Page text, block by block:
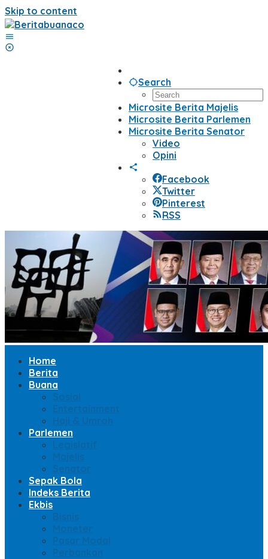
Skip to content
Search
Microsite Berita Majelis
Microsite Berita Parlemen
Microsite Berita Senator
Video
Opini
Facebook
Twitter
Pinterest
RSS
Home
Berita
Buana
Sosial
Entertainment
Haji & Umroh
Parlemen
Legislatif
Majelis
Senator
Sepak Bola
Indeks Berita
Ekbis
Bisnis
Moneter
Pasar Modal
Perbankan